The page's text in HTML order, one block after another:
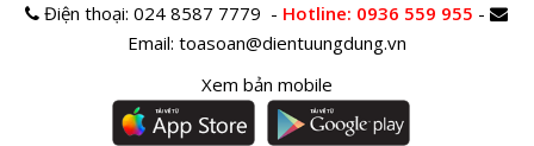
Điện thoại:024 8587 7779 - Hotline: 0936 559 955 -
Email: toasoan@dientuungdung.vn
Xem bản mobile